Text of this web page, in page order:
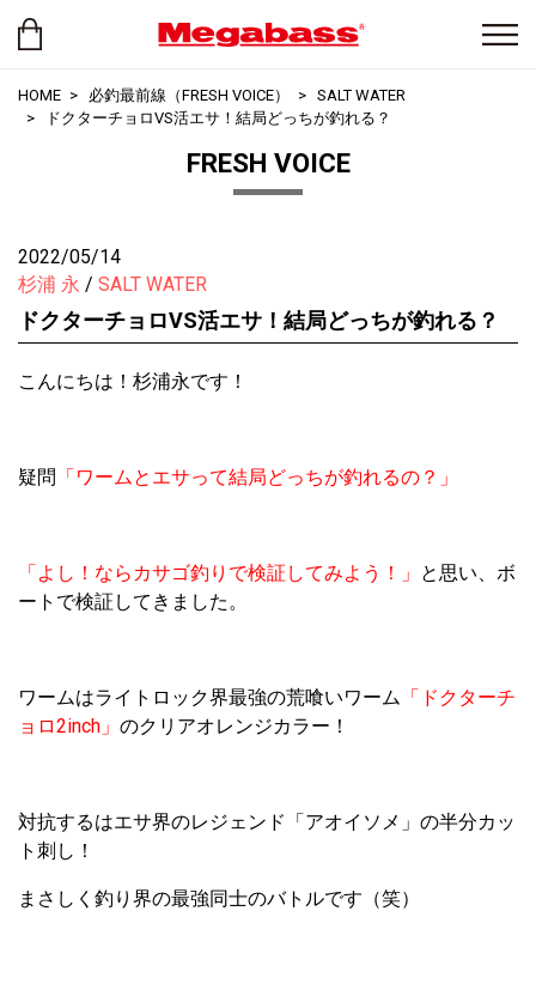
HOME 必釣最前線（FRESH VOICE）
SALT WATER
ドクターチョロVS活エサ！結局どっちが釣れる？
FRESH VOICE
2022/05/14
杉浦 永
SALT WATER
ドクターチョロVS活エサ！結局どっちが釣れる？
こんにちは！杉浦永です！
疑問 「ワームとエサって結局どっちが釣れるの？」
「よし！ならカサゴ釣りで検証してみよう！」 と思い、ボ
ートで検証してきました。
ワームはライトロック界最強の荒喰いワーム 「ドクターチ
ョロ2inch」 のクリアオレンジカラー！
対抗するはエサ界のレジェンド「アオイソメ」の半分カッ
ト刺し！
まさしく釣り界の最強同士のバトルです（笑）